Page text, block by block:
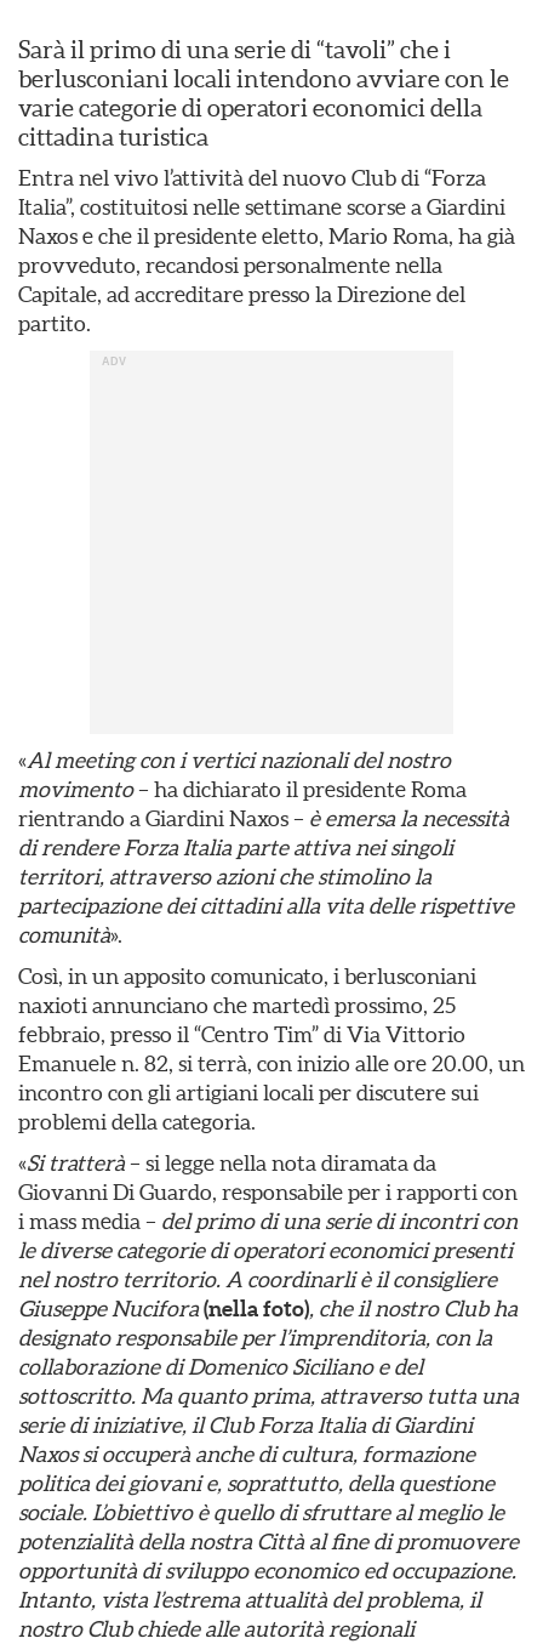
Sarà il primo di una serie di “tavoli” che i
berlusconiani locali intendono avviare con le
varie categorie di operatori economici della
cittadina turistica
Entra nel vivo l’attività del nuovo Club di “Forza
Italia”, costituitosi nelle settimane scorse a Giardini
Naxos e che il presidente eletto, Mario Roma, ha già
provveduto, recandosi personalmente nella
Capitale, ad accreditare presso la Direzione del
partito.
«Al meeting con i vertici nazionali del nostro
movimento– ha dichiarato il presidente Roma
rientrando a Giardini Naxos – è emersa la necessità
di rendere Forza Italia parte attiva nei singoli
territori, attraverso azioni che stimolino la
partecipazione dei cittadini alla vita delle rispettive
comunità».
Così, in un apposito comunicato, i berlusconiani
naxioti annunciano che martedì prossimo, 25
febbraio, presso il “Centro Tim” di Via Vittorio
Emanuele n. 82, si terrà, con inizio alle ore 20.00, un
incontro con gli artigiani locali per discutere sui
problemi della categoria.
«Si tratterà– si legge nella nota diramata da
Giovanni Di Guardo, responsabile per i rapporti con
i mass media – del primo di una serie di incontri con
le diverse categorie di operatori economici presenti
nel nostro territorio. A coordinarli è il consigliere
Giuseppe Nucifora(nella foto), che il nostro Club ha
designato responsabile per l’imprenditoria, con la
collaborazione di Domenico Siciliano e del
sottoscritto. Ma quanto prima, attraverso tutta una
serie di iniziative, il Club Forza Italia di Giardini
Naxos si occuperà anche di cultura, formazione
politica dei giovani e, soprattutto, della questione
sociale. L’obiettivo è quello di sfruttare al meglio le
potenzialità della nostra Città al fine di promuovere
opportunità di sviluppo economico ed occupazione.
Intanto, vista l’estrema attualità del problema, il
nostro Club chiede alle autorità regionali